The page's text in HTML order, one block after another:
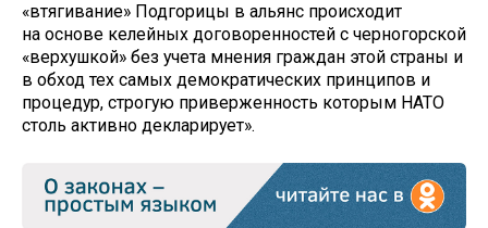
«втягивание» Подгорицы в альянс происходит
на основе келейных договоренностей с черногорской
«верхушкой» без учета мнения граждан этой страны и
в обход тех самых демократических принципов и
процедур, строгую приверженность которым НАТО
столь активно декларирует».